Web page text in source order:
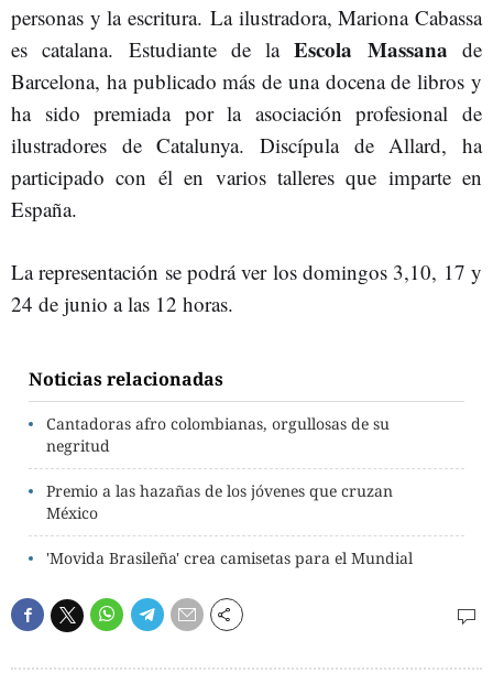
personas y la escritura. La ilustradora, Mariona Cabassa
es catalana. Estudiante de laEscola Massana de
Barcelona, ha publicado más de una docena de libros y
ha sido premiada por la asociación profesional de
ilustradores de Catalunya. Discípula de Allard, ha
participado con él en varios talleres que imparte en
España.
La representación se podrá ver los domingos 3,10, 17 y
24 de junio a las 12 horas.
Noticias relacionadas
Cantadoras afro colombianas, orgullosas de su
negritud
Premio a las hazañas de los jóvenes que cruzan
México
'Movida Brasileña' crea camisetas para el Mundial